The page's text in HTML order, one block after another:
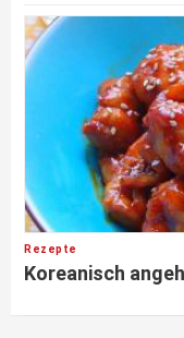
Rezepte
Koreanisch